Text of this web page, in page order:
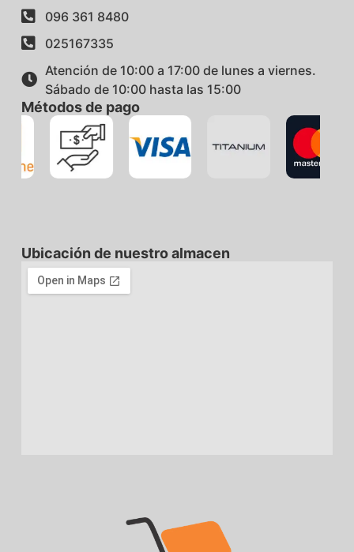
096 361 8480
025167335
Atención de 10:00 a 17:00 de lunes a viernes.
Sábado de 10:00 hasta las 15:00
Métodos de pago
Ubicación de nuestro almacen